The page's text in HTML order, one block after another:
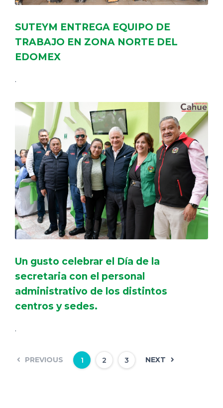
SUTEYM ENTREGA EQUIPO DE
TRABAJO EN ZONA NORTE DEL
EDOMEX
.
Un gusto celebrar el Día de la
secretaria con el personal
administrativo de los distintos
centros y sedes.
.
PREVIOUS 1 2 3 NEXT